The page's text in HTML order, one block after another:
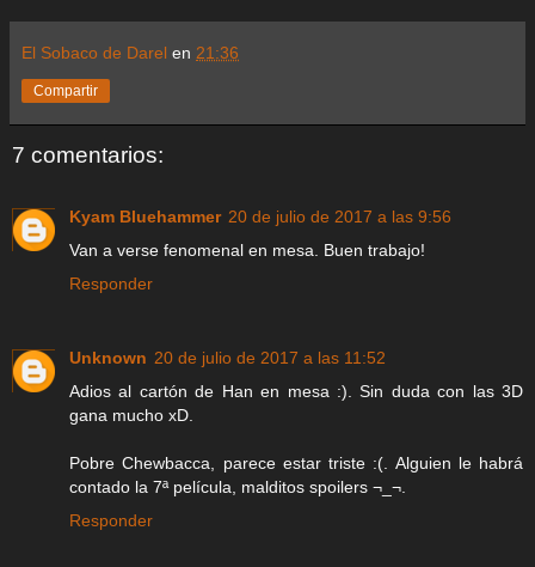
El Sobaco de Darel en 21:36
Compartir
7 comentarios:
Kyam Bluehammer 20 de julio de 2017 a las 9:56
Van a verse fenomenal en mesa. Buen trabajo!
Responder
Unknown 20 de julio de 2017 a las 11:52
Adios al cartón de Han en mesa :). Sin duda con las 3D
gana mucho xD.
Pobre Chewbacca, parece estar triste :(. Alguien le habrá
contado la 7ª película, malditos spoilers ¬_¬.
Responder